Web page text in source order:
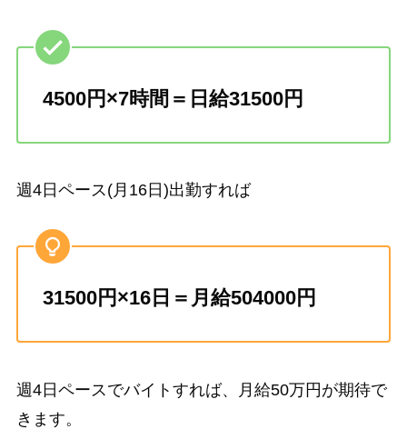
4500円×7時間＝日給31500円
週4日ペース(月16日)出勤すれば
31500円×16日＝月給504000円
週4日ペースでバイトすれば、月給50万円が期待で
きます。